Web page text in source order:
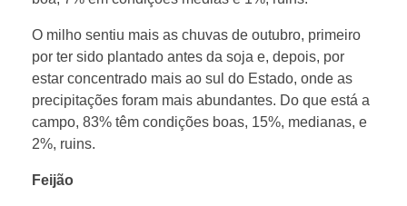
i
a
s
i
O milho sentiu mais as chuvas de outubro, primeiro
por ter sido plantado antes da soja e, depois, por
estar concentrado mais ao sul do Estado, onde as
precipitações foram mais abundantes. Do que está a
campo, 83% têm condições boas, 15%, medianas, e
2%, ruins.
Feijão